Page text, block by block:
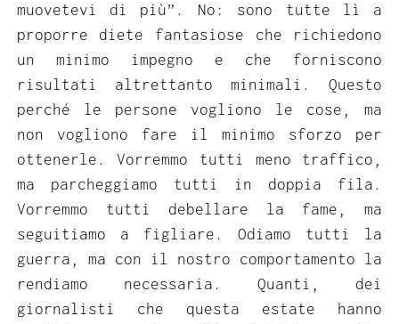
muovetevi di più”. No: sono tutte lì a
proporre diete fantasiose che richiedono
un minimo impegno e che forniscono
risultati altrettanto minimali. Questo
perché le persone vogliono le cose, ma
non vogliono fare il minimo sforzo per
ottenerle. Vorremmo tutti meno traffico,
ma parcheggiamo tutti in doppia fila.
Vorremmo tutti debellare la fame, ma
seguitiamo a figliare. Odiamo tutti la
guerra, ma con il nostro comportamento la
rendiamo necessaria. Quanti, dei
giornalisti che questa estate hanno